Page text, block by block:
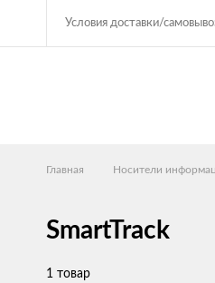
Условия доставки/
Главная Носители
SmartTrack
1 товар